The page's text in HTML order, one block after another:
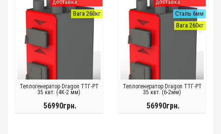
доставка
Вага 260кг
Теплогенератор Dragon ТТГ-РТ
35 квт. (4К-2 мм)
56990грн.
доставка
Сталь 6мм
Вага 260кг
Теплогенератор Dragon ТТГ-РТ
35 квт. (6-2мм)
56990грн.